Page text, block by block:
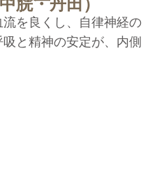
脘・丹田）
を良くし、自律神経の
と精神の安定が、内側